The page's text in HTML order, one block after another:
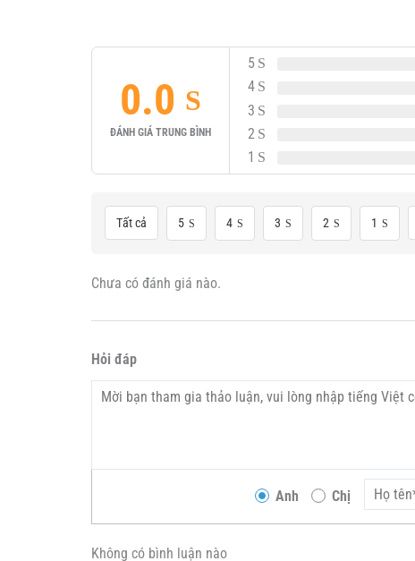
0.0
ĐÁNH GIÁ TRUNG BÌNH
5
4
3
2
1
Tất cả 5 4 3 2 1
Chưa có đánh giá nào.
Hỏi đáp
Anh Chị
Không có bình luận nào